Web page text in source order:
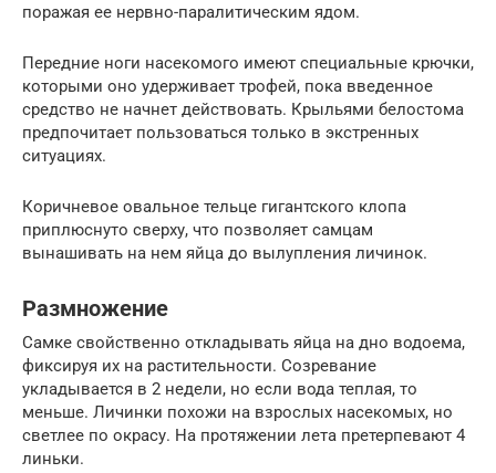
поражая ее нервно-паралитическим ядом.
Передние ноги насекомого имеют специальные крючки,
которыми оно удерживает трофей, пока введенное
средство не начнет действовать. Крыльями белостома
предпочитает пользоваться только в экстренных
ситуациях.
Коричневое овальное тельце гигантского клопа
приплюснуто сверху, что позволяет самцам
вынашивать на нем яйца до вылупления личинок.
Размножение
Самке свойственно откладывать яйца на дно водоема,
фиксируя их на растительности. Созревание
укладывается в 2 недели, но если вода теплая, то
меньше. Личинки похожи на взрослых насекомых, но
светлее по окрасу. На протяжении лета претерпевают 4
линьки.